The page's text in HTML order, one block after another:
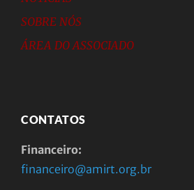
SOBRE NÓS
ÁREA DO ASSOCIADO
CONTATOS
Financeiro:
financeiro@amirt.org.br